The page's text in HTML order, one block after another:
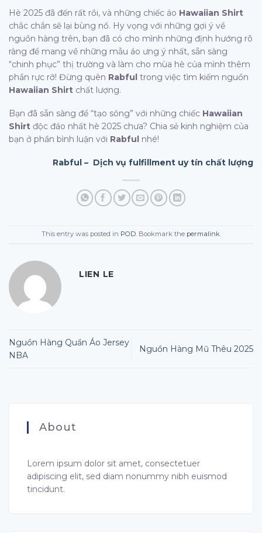
Hè 2025 đã đến rất rồi, và những chiếc áo Hawaiian Shirt
chắc chắn sẽ lại bùng nổ. Hy vọng với những gợi ý về
nguồn hàng trên, bạn đã có cho mình những định hướng rõ
ràng để mang về những mẫu áo ưng ý nhất, sẵn sàng
“chinh phục” thị trường và làm cho mùa hè của mình thêm
phần rực rỡ! Đừng quên Rabful trong việc tìm kiếm nguồn
Hawaiian Shirt chất lượng.
Bạn đã sẵn sàng để “tạo sóng” với những chiếc Hawaiian
Shirt độc đáo nhất hè 2025 chưa? Chia sẻ kinh nghiệm của
bạn ở phần bình luận với Rabful nhé!
Rabful – Dịch vụ fulfillment uy tín chất lượng
This entry was posted in POD. Bookmark the permalink.
LIEN LE
Nguồn Hàng Quần Áo Jersey
NBA
Nguồn Hàng Mũ Thêu 2025
About
Lorem ipsum dolor sit amet, consectetuer
adipiscing elit, sed diam nonummy nibh euismod
tincidunt.